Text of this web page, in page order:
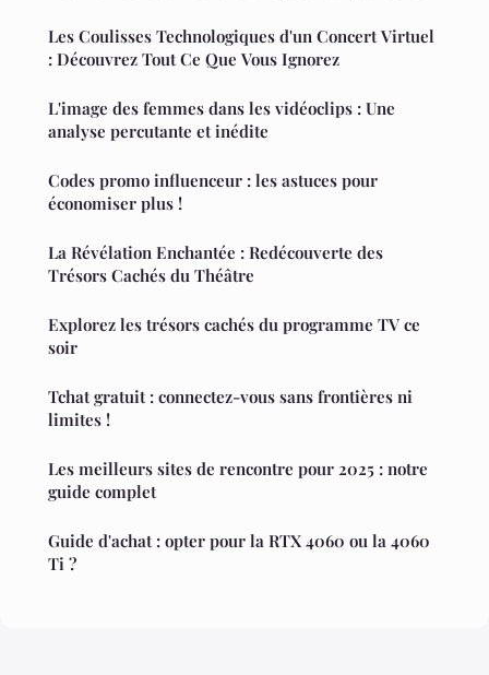
Les Coulisses Technologiques d'un Concert Virtuel
: Découvrez Tout Ce Que Vous Ignorez
L'image des femmes dans les vidéoclips : Une
analyse percutante et inédite
Codes promo influenceur : les astuces pour
économiser plus !
La Révélation Enchantée : Redécouverte des
Trésors Cachés du Théâtre
Explorez les trésors cachés du programme TV ce
soir
Tchat gratuit : connectez-vous sans frontières ni
limites !
Les meilleurs sites de rencontre pour 2025 : notre
guide complet
Guide d'achat : opter pour la RTX 4060 ou la 4060
Ti ?